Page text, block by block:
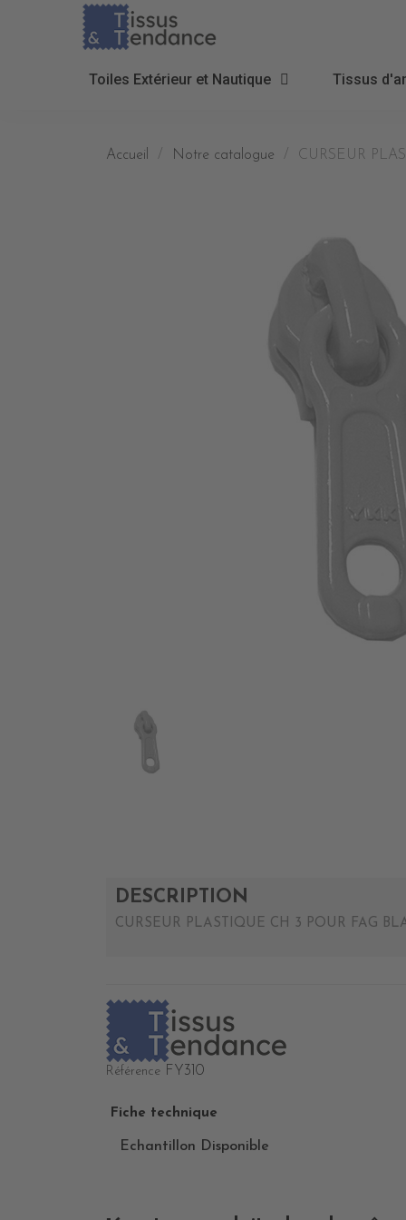
Toiles Extérieur et Nautique Tissus
Accueil Notre catalogue CURSEUR
DESCRIPTION
CURSEUR PLASTIQUE CH 3 POUR FAG
Référence FY310
Fiche technique
Echantillon Disponible